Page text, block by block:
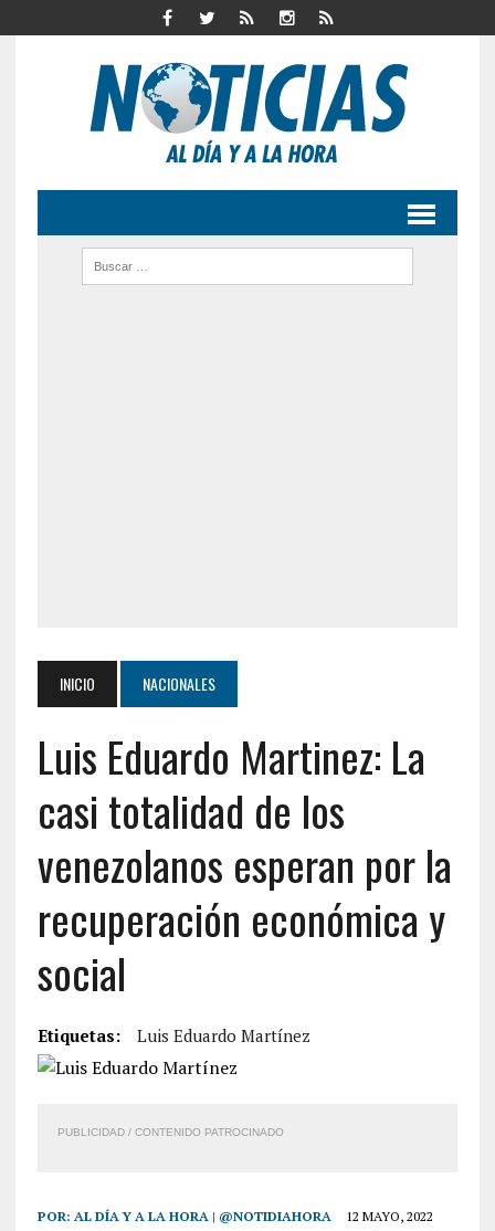
INICIO NACIONALES
Luis Eduardo Martinez: La
casi totalidad de los
venezolanos esperan por la
recuperación económica y
social
Etiquetas: Luis Eduardo Martínez
PUBLICIDAD / CONTENIDO PATROCINADO
POR: AL DÍA Y A LA HORA | @NOTIDIAHORA 12 MAYO, 2022